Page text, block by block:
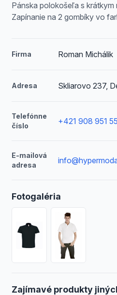
Pánska polokošeľa s
Zapínanie na 2 gombíky vo
Firma Roman Michálik
Adresa Skliarovo 237,
Telefónne
číslo
+421 908 951
E-mailová
adresa
Fotogaléria
Zajímavé produkty